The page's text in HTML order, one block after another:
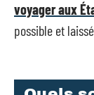
voyager aux
possible et